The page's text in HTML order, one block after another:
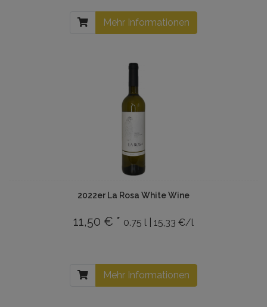
Mehr Informationen
2022er La Rosa White Wine
11,50 € * 0.75 l | 15,33 €/l
Mehr Informationen